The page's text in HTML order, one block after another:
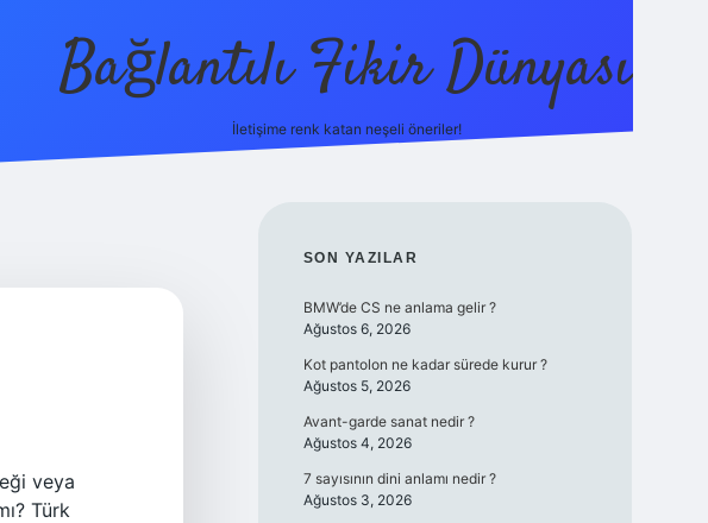
Bağlantılı Fikir Dünyası
İletişime renk katan neşeli öneriler!
veya
Türk
SIDEBAR
SON YAZILAR
BMW’de CS ne anlama gelir ?
Ağustos 6, 2026
Kot pantolon ne kadar sürede kurur ?
Ağustos 5, 2026
Avant-garde sanat nedir ?
Ağustos 4, 2026
7 sayısının dini anlamı nedir ?
Ağustos 3, 2026